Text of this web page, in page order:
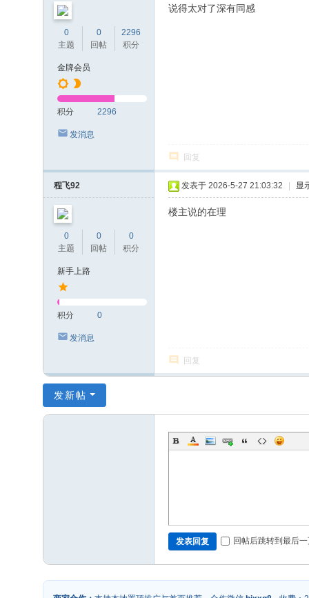
0
主题
0
回帖
2296
积分
金牌会员
积分 2296
发消息
说得太对了深有同感
回复
程飞92
0
主题
0
回帖
0
积分
新手上路
积分 0
发消息
发表于 2026-5-27 21:03:32 显
楼主说的在理
回复
发新帖
发表回复 回帖后跳转到最后